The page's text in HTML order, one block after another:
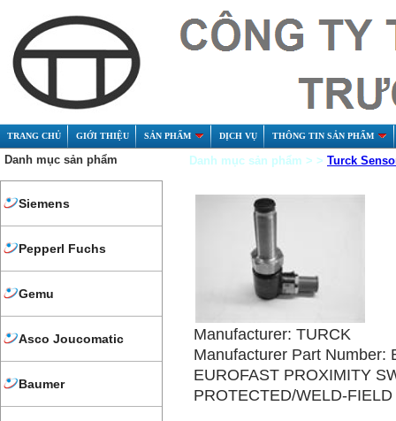
TRANG CHỦ GIỚI THIỆU SẢN PHẨM DỊCH VỤ THÔNG TIN SẢN PHẨM
Danh mục sản phẩm
Siemens
Pepperl Fuchs
Gemu
Asco Joucomatic
Baumer
Danh mục sản phẩm > > Turck
Manufacturer: TURCK
Manufacturer Part Number:
EUROFAST PROXIMITY
PROTECTED/WELD-